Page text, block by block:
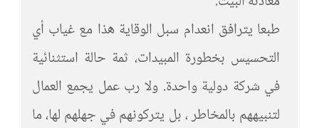
طبعا يترافق انعدام سبل الوقاية هذا مع غياب أي
التحسيس بخطورة المبيدات، ثمة حالة استثنائية
في شركة دولية واحدة. ولا رب عمل يجمع العمال
لتنبيههم بالمخاطر ، بل يتركونهم في جهلهم لها، ما